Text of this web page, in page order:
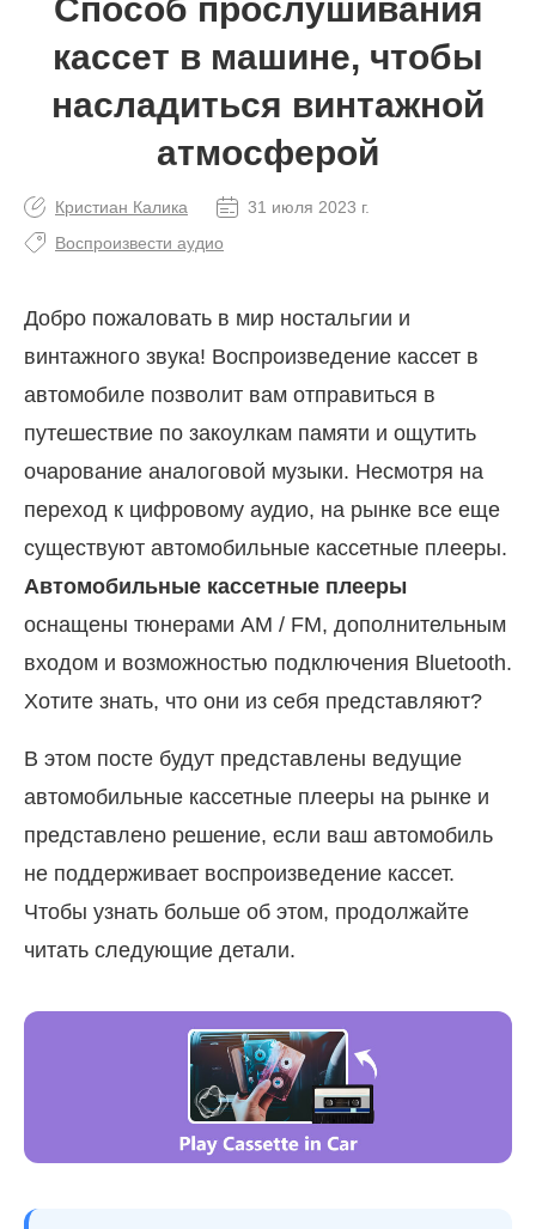
Способ прослушивания
кассет в машине, чтобы
насладиться винтажной
атмосферой
Кристиан Калика
31 июля 2023 г.
Воспроизвести аудио
Добро пожаловать в мир ностальгии и
винтажного звука! Воспроизведение кассет в
автомобиле позволит вам отправиться в
путешествие по закоулкам памяти и ощутить
очарование аналоговой музыки. Несмотря на
переход к цифровому аудио, на рынке все еще
существуют автомобильные кассетные плееры.
Автомобильные кассетные плееры
оснащены тюнерами AM / FM, дополнительным
входом и возможностью подключения Bluetooth.
Хотите знать, что они из себя представляют?
В этом посте будут представлены ведущие
автомобильные кассетные плееры на рынке и
представлено решение, если ваш автомобиль
не поддерживает воспроизведение кассет.
Чтобы узнать больше об этом, продолжайте
читать следующие детали.